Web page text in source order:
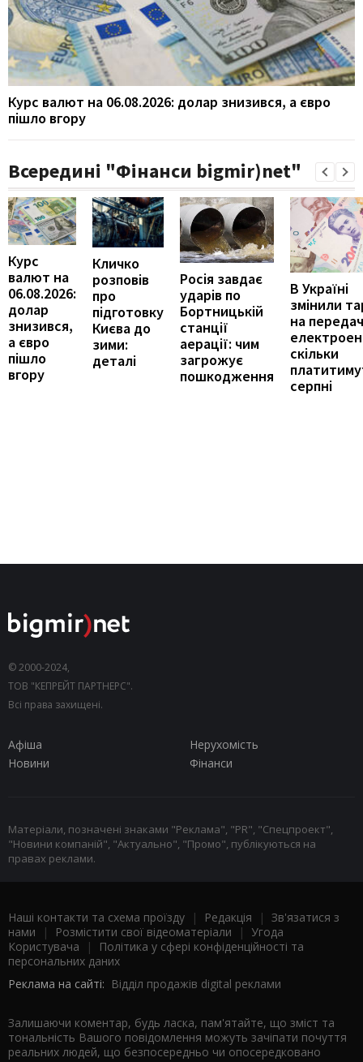
Курс валют на 06.08.2026: долар знизився, а євро
пішло вгору
Всередині "Фінанси bigmir)net"
Курс
валют на
06.08.2026:
долар
знизився,
а євро
пішло
вгору
Кличко
розповів
про
підготовку
Києва до
зими:
деталі
Росія завдає
ударів по
Бортницькій
станції
аерації: чим
загрожує
пошкодження
В Україні
змінили
на
скільки
серпні
© 2000-2024,
ТОВ "КЕПРЕЙТ ПАРТНЕРС".
Всі права захищені.
Афіша
Нерухомість
Новини
Фінанси
Матеріали, позначені знаками "Реклама", "PR", "Спецпроект",
"Новини компаній", "Актуально", "Промо", публікуються на
правах реклами.
Наші контакти та схема проїзду | Редакція | Зв'язатися з
нами | Розмістити свої відеоматеріали | Угода
Користувача |
Політика у сфері конфіденційності та
персональних даних
Реклама на сайті: Відділ продажів digital реклами
Залишаючи коментар, будь ласка, пам'ятайте, що зміст та
тональність Вашого повідомлення можуть зачіпати почуття
реальних людей, що безпосередньо чи опосередковано